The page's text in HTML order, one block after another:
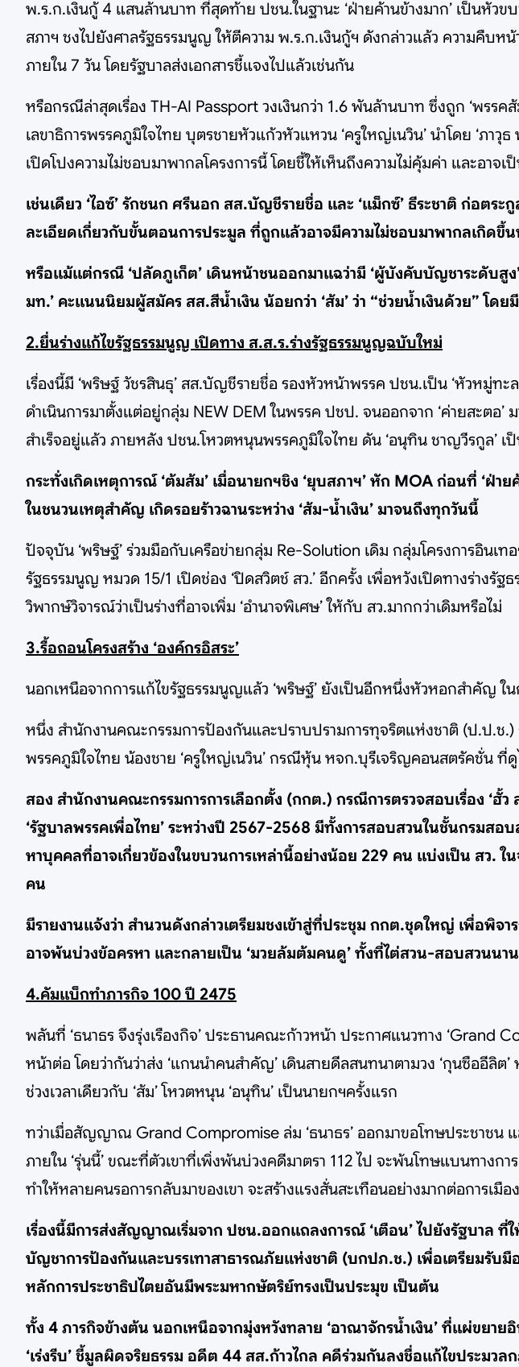
พ.ร.ก.เงินกู้ 4 แสนล้านบาท ที่สุดท้าย ปชน.ในฐานะ ‘ฝ่ายค้านข้างมาก’ เป็นหั
สภาฯ ชงไปยังศาลรัฐธรรมนูญ ให้ตีความ พ.ร.ก.เงินกู้ฯ ดังกล่าวแล้ว ความคืบห
ภายใน 7 วัน โดยรัฐบาลส่งเอกสารชี้แจงไปแล้วเช่นกัน
หรือกรณีล่าสุดเรื่อง TH-AI Passport วงเงินกว่า 1.6 พันล้านบาท ซึ่งถูก ‘พรร
เลขาธิการพรรคภูมิใจไทย บุตรชายหัวแก้วหัวแหวน ‘ครูใหญ่เนวิน’ นำโดย ‘ภา
เปิดโปงความไม่ชอบมาพากลโครงการนี้ โดยชี้ให้เห็นถึงความไม่คุ้มค่า และอาจ
เช่นเดียว ‘ไอซ์’ รักชนก ศรีนอก สส.บัญชีรายชื่อ และ ‘แม็กซ์’ ธีระชาติ ก่อต
ละเอียดเกี่ยวกับขั้นตอนการประมูล ที่ถูกแล้วอาจมีความไม่ชอบมาพากลเกิด
หรือแม้แต่กรณี ‘ปลัดภูเก็ต’ เดินหน้าชนออกมาแฉว่ามี ‘ผู้บังคับบัญชาระดับสูง
มท.’ คะแนนนิยมผู้สมัคร สส.สีน้ำเงิน น้อยกว่า ‘ส้ม’ ว่า “ช่วยน้ำเงินด้วย” โ
2.ยื่นร่างแก้ไขรัฐธรรมนูญ เปิดทาง ส.ส.ร.ร่างรัฐธรรมนูญฉบับใหม่
เรื่องนี้มี ‘พริษฐ์ วัชรสินธุ’ สส.บัญชีรายชื่อ รองหัวหน้าพรรค ปชน.เป็น ‘หัวหมู่ท
ดำเนินการมาตั้งแต่อยู่กลุ่ม NEW DEM ในพรรค ปชป. จนออกจาก ‘ค่ายสะตอ
สำเร็จอยู่แล้ว ภายหลัง ปชน.โหวตหนุนพรรคภูมิใจไทย ดัน ‘อนุทิน ชาญวีรกูล’
กระทั่งเกิดเหตุการณ์ ‘ต้มส้ม’ เมื่อนายกฯชิง ‘ยุบสภาฯ’ หัก MOA ก่อนที่ ‘ฝ่
ในชนวนเหตุสำคัญ เกิดรอยร้าวฉานระหว่าง ‘ส้ม-น้ำเงิน’ มาจนถึงทุกวันนี้
ปัจจุบัน ‘พริษฐ์’ ร่วมมือกับเครือข่ายกลุ่ม Re-Solution เดิม กลุ่มโครงการอินเ
รัฐธรรมนูญ หมวด 15/1 เปิดช่อง ‘ปิดสวิตช์ สว.’ อีกครั้ง เพื่อหวังเปิดทางร่าง
วิพากษ์วิจารณ์ว่าเป็นร่างที่อาจเพิ่ม ‘อำนาจพิเศษ’ ให้กับ สว.มากกว่าเดิมหรือไม่
3.รื้อถอนโครงสร้าง ‘องค์กรอิสระ’
นอกเหนือจากการแก้ไขรัฐธรรมนูญแล้ว ‘พริษฐ์’ ยังเป็นอีกหนึ่งหัวหอกสำคัญ ใ
หนึ่ง สำนักงานคณะกรรมการป้องกันและปราบปรามการทุจริตแห่งชาติ (ป.ป.ช
พรรคภูมิใจไทย น้องชาย ‘ครูใหญ่เนวิน’ กรณีหุ้น หจก.บุรีเจริญคอนสตรัคชั่น ที่
สอง สำนักงานคณะกรรมการการเลือกตั้ง (กกต.) กรณีการตรวจสอบเรื่อง ‘ฮั้ว
‘รัฐบาลพรรคเพื่อไทย’ ระหว่างปี 2567-2568 มีทั้งการสอบสวนในชั้นกรมส
หาบุคคลที่อาจเกี่ยวข้องในขบวนการเหล่านี้อย่างน้อย 229 คน แบ่งเป็น สว.
คน
มีรายงานแจ้งว่า สำนวนดังกล่าวเตรียมชงเข้าสู่ที่ประชุม กกต.ชุดใหญ่ เพื่อพิจ
อาจพ้นบ่วงข้อครหา และกลายเป็น ‘มวยล้มต้มคนดู’ ทั้งที่ไต่สวน-สอบสวนน
4.คัมแบ็กทำภารกิจ 100 ปี 2475
พลันที่ ‘ธนาธร จึงรุ่งเรืองกิจ’ ประธานคณะก้าวหน้า ประกาศแนวทาง ‘Grand
หน้าต่อ โดยว่ากันว่าส่ง ‘แกนนำคนสำคัญ’ เดินสายดีลสนทนาตามวง ‘กุนซืออีลิ
ช่วงเวลาเดียวกับ ‘ส้ม’ โหวตหนุน ‘อนุทิน’ เป็นนายกฯครั้งแรก
ทว่าเมื่อสัญญาณ Grand Compromise ล่ม ‘ธนาธร’ ออกมาขอโทษประชาชน
ภายใน ‘รุ่นนี้’ ขณะที่ตัวเขาที่เพิ่งพ้นบ่วงคดีมาตรา 112 ไป จะพ้นโทษแบนทางก
ทำให้หลายคนรอการกลับมาของเขา จะสร้างแรงสั่นสะเทือนอย่างมากต่อการเมื
เรื่องนี้มีการส่งสัญญาณเริ่มจาก ปชน.ออกแถลงการณ์ ‘เตือน’ ไปยังรัฐบาล ที่
บัญชาการป้องกันและบรรเทาสาธารณภัยแห่งชาติ (บกปภ.ช.) เพื่อเตรียมรับ
หลักการประชาธิปไตยอันมีพระมหากษัตริย์ทรงเป็นประมุข เป็นต้น
ทั้ง 4 ภารกิจข้างต้น นอกเหนือจากมุ่งหวังทลาย ‘อาณาจักรน้ำเงิน’ ที่แผ่ขยาย
‘เร่งรีบ’ ชี้มูลผิดจริยธรรม อดีต 44 สส.ก้าวไกล คดีร่วมกันลงชื่อแก้ไขประม